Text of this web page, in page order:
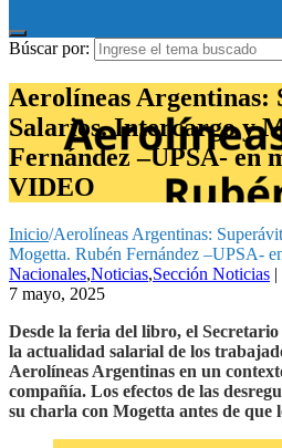
Búscar por:
Aerolíneas Argentinas:
Salarios. Intercargo y
Fernández –UPSA- en
VIDEO
Inicio/Aerolíneas Argentinas:
Mogetta. Rubén Fernández –UPSA-
Nacionales,Noticias,Sección Noticias |
7 mayo, 2025
Desde la feria del libro, el
la actualidad salarial de los
Aerolíneas Argentinas en un
compañía. Los efectos de las
su charla con Mogetta antes de que